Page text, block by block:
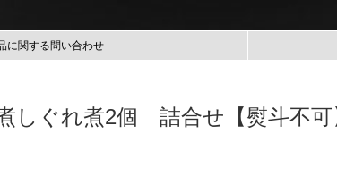
に関する問い合わせ
しぐれ煮2個 詰合せ【熨斗不可